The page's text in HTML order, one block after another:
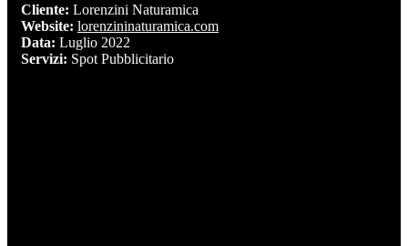
Cliente: Lorenzini Naturamica
Website: lorenzininaturamica.com
Data: Luglio 2022
Servizi: Spot Pubblicitario